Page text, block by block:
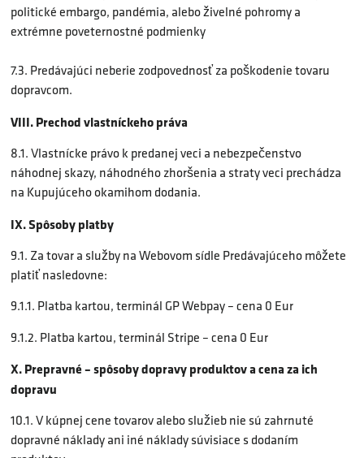
politické embargo, pandémia, alebo živelné pohromy a
extrémne poveternostné podmienky
7.3. Predávajúci neberie zodpovednosť za poškodenie tovaru
dopravcom.
VIII. Prechod vlastníckeho práva
8.1. Vlastnícke právo k predanej veci a nebezpečenstvo
náhodnej skazy, náhodného zhoršenia a straty veci prechádza
na Kupujúceho okamihom dodania.
IX. Spôsoby platby
9.1. Za tovar a služby na Webovom sídle Predávajúceho môžete
platiť nasledovne:
9.1.1. Platba kartou, terminál GP Webpay – cena 0 Eur
9.1.2. Platba kartou, terminál Stripe – cena 0 Eur
X. Prepravné – spôsoby dopravy produktov a cena za ich
dopravu
10.1. V kúpnej cene tovarov alebo služieb nie sú zahrnuté
dopravné náklady ani iné náklady súvisiace s dodaním